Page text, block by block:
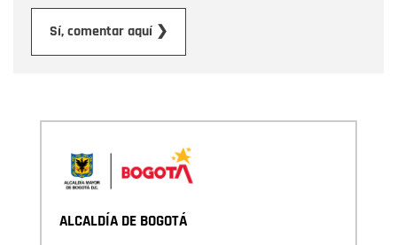
Sí, comentar aquí ❯
ALCALDÍA DE BOGOTÁ